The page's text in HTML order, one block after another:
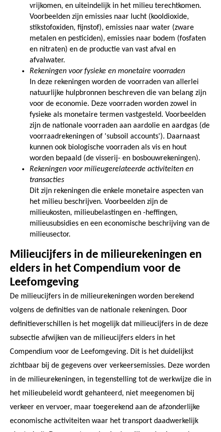
vrijkomen, en uiteindelijk in het milieu terechtkomen.
Voorbeelden zijn emissies naar lucht (kooldioxide,
stikstofoxiden, fijnstof), emissies naar water (zware
metalen en pesticiden), emissies naar bodem (fosfaten
en nitraten) en de productie van vast afval en
afvalwater.
Rekeningen voor fysieke en monetaire voorraden
In deze rekeningen worden de voorraden van allerlei
natuurlijke hulpbronnen beschreven die van belang zijn
voor de economie. Deze voorraden worden zowel in
fysieke als monetaire termen vastgesteld. Voorbeelden
zijn de nationale voorraden aan aardolie en aardgas (de
voorraadrekeningen of 'subsoil accounts'). Daarnaast
kunnen ook biologische voorraden als vis en hout
worden bepaald (de visserij- en bosbouwrekeningen).
Rekeningen voor milieugerelateerde activiteiten en
transacties
Dit zijn rekeningen die enkele monetaire aspecten van
het milieu beschrijven. Voorbeelden zijn de
milieukosten, milieubelastingen en -heffingen,
milieusubsidies en een economische beschrijving van de
milieusector.
Milieucijfers in de milieurekeningen en
elders in het Compendium voor de
Leefomgeving
De milieucijfers in de milieurekeningen worden berekend
volgens de definities van de nationale rekeningen. Door
definitieverschillen is het mogelijk dat milieucijfers in de deze
subsectie afwijken van de milieucijfers elders in het
Compendium voor de Leefomgeving. Dit is het duidelijkst
zichtbaar bij de gegevens over verkeersemissies. Deze worden
in de milieurekeningen, in tegenstelling tot de werkwijze die in
het milieubeleid wordt gehanteerd, niet meegenomen bij
verkeer en vervoer, maar toegerekend aan de afzonderlijke
economische activiteiten waar het transport daadwerkelijk